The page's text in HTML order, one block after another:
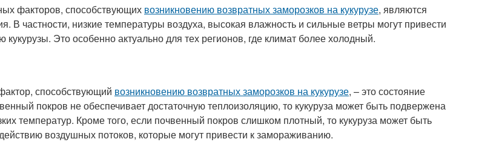
факторов, способствующих возникновению возвратных заморозков на кукурузе, являются
В частности, низкие температуры воздуха, высокая влажность и сильные ветры могут привести
кукурузы. Это особенно актуально для тех регионов, где климат более холодный.
способствующий возникновению возвратных заморозков на кукурузе, – это состояние
покров не обеспечивает достаточную теплоизоляцию, то кукуруза может быть подвержена
температур. Кроме того, если почвенный покров слишком плотный, то кукуруза может быть
воздушных потоков, которые могут привести к замораживанию.